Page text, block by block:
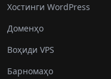
Хостинги WordPress
Доменҳо
Воҳиди VPS
Барномаҳо